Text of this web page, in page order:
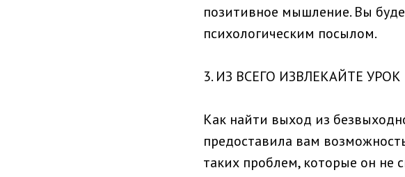
позитивное мышление. Вы
психологическим посылом.
3. ИЗ ВСЕГО ИЗВЛЕКАЙТЕ УРОК
Как найти выход из
предоставила вам
таких проблем, которые он не